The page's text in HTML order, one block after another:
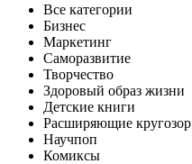
Все категории
Бизнес
Маркетинг
Саморазвитие
Творчество
Здоровый образ жизни
Детские книги
Расширяющие кругозор
Научпоп
Комиксы